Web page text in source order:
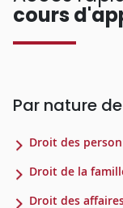
cours
Par nature
Droit des
Droit de la
Droit des